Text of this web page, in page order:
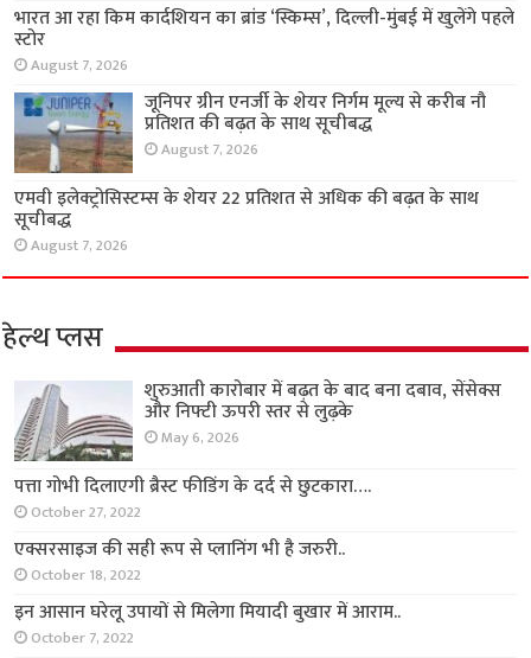
भारत आ रहा किम कार्दशियन का ब्रांड ‘स्किम्स’, दिल्ली-मुंबई में खुलेंगे पहले
स्टोर
August 7, 2026
जूनिपर ग्रीन एनर्जी के शेयर निर्गम मूल्य से करीब नौ
प्रतिशत की बढ़त के साथ सूचीबद्ध
August 7, 2026
एमवी इलेक्ट्रोसिस्टम्स के शेयर 22 प्रतिशत से अधिक की बढ़त के साथ
सूचीबद्ध
August 7, 2026
हेल्थ प्लस
शुरुआती कारोबार में बढ़त के बाद बना दबाव, सेंसेक्स
और निफ्टी ऊपरी स्तर से लुढ़के
May 6, 2026
पत्ता गोभी दिलाएगी ब्रैस्ट फीडिंग के दर्द से छुटकारा….
October 27, 2022
एक्सरसाइज की सही रूप से प्लानिंग भी है जरुरी..
October 18, 2022
इन आसान घरेलू उपायों से मिलेगा मियादी बुखार में आराम..
October 7, 2022